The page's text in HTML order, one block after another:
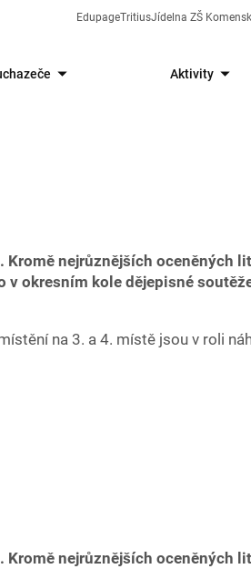
EdupageTritiusJídelna ZŠ
Aktivity
nejrůznějších oceněných
okresním kole dějepisné
na 3. a 4. místě jsou v roli
nejrůznějších oceněných